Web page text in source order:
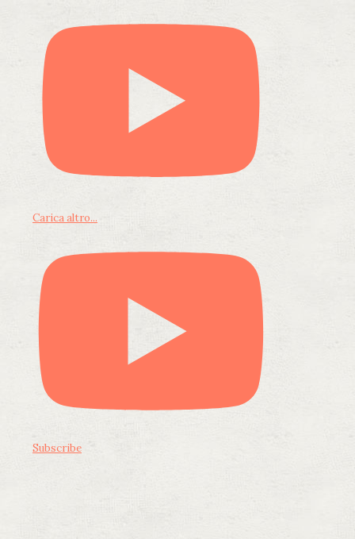
Carica altro...
Subscribe